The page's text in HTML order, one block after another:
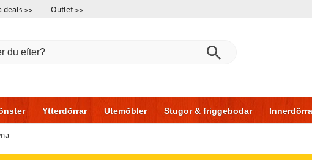
deals >> Outlet >>
Ytterdörrar Utemöbler Stugor & friggebodar